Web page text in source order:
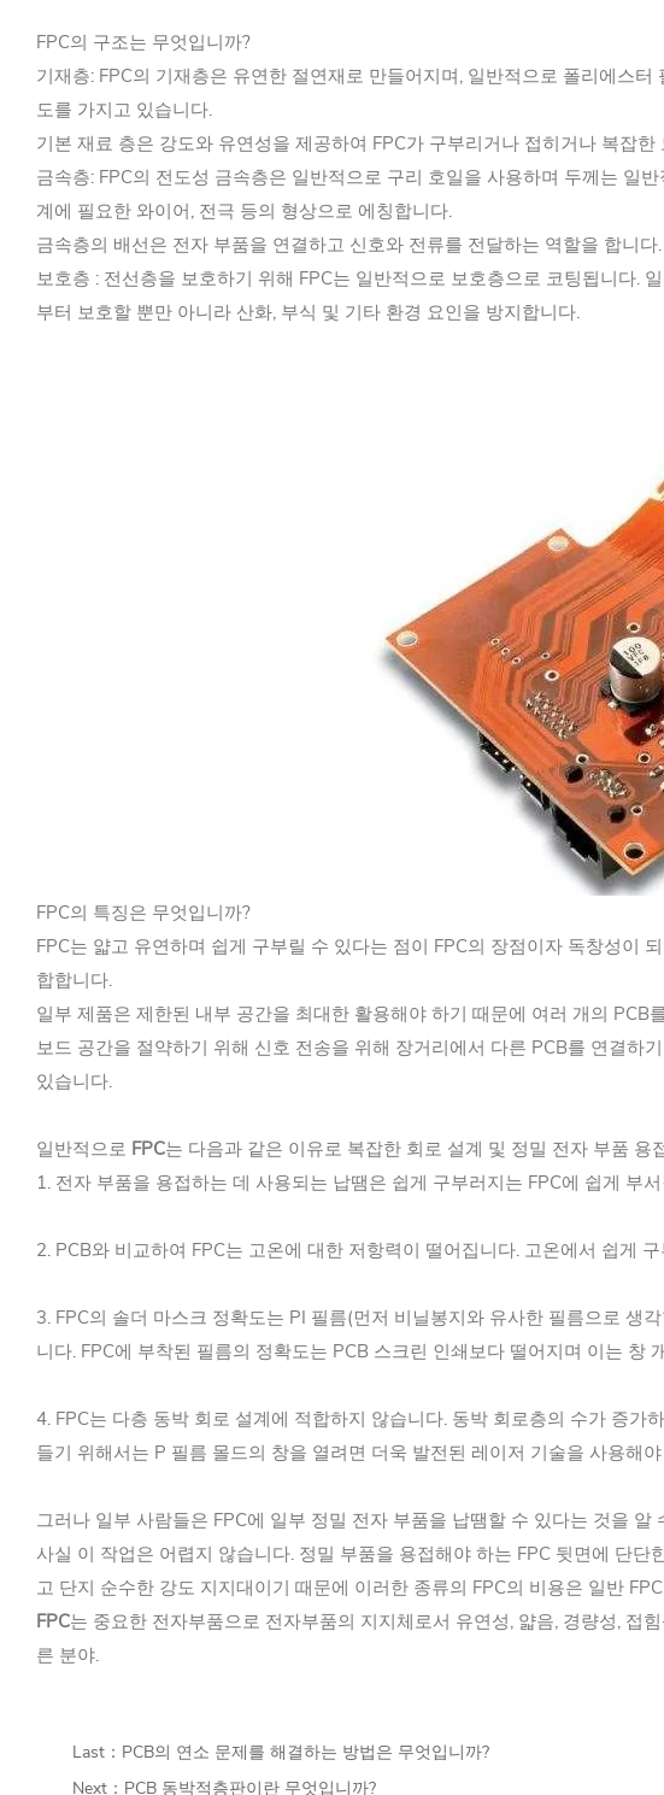
FPC의 구조는 무엇입니까?
기재층: FPC의 기재층은 유연한 절연재로 만들어지며, 일반적으로 폴리에스
도를 가지고 있습니다.
기본 재료 층은 강도와 유연성을 제공하여 FPC가 구부리거나 접히거나 복잡
금속층: FPC의 전도성 금속층은 일반적으로 구리 호일을 사용하며 두께는 일
계에 필요한 와이어, 전극 등의 형상으로 에칭합니다.
금속층의 배선은 전자 부품을 연결하고 신호와 전류를 전달하는 역할을 합니다.
보호층 : 전선층을 보호하기 위해 FPC는 일반적으로 보호층으로 코팅됩니다.
부터 보호할 뿐만 아니라 산화, 부식 및 기타 환경 요인을 방지합니다.
FPC의 특징은 무엇입니까?
FPC는 얇고 유연하며 쉽게 구부릴 수 있다는 점이 FPC의 장점이자 독창성이
합합니다.
일부 제품은 제한된 내부 공간을 최대한 활용해야 하기 때문에 여러 개의
보드 공간을 절약하기 위해 신호 전송을 위해 장거리에서 다른 PCB를 연결하
있습니다.
일반적으로 FPC는 다음과 같은 이유로 복잡한 회로 설계 및 정밀 전자 부품 용
1. 전자 부품을 용접하는 데 사용되는 납땜은 쉽게 구부러지는 FPC에 쉽게 부
2. PCB와 비교하여 FPC는 고온에 대한 저항력이 떨어집니다. 고온에서 쉽게
3. FPC의 솔더 마스크 정확도는 PI 필름(먼저 비닐봉지와 유사한 필름으로 생
니다. FPC에 부착된 필름의 정확도는 PCB 스크린 인쇄보다 떨어지며 이는 창
4. FPC는 다층 동박 회로 설계에 적합하지 않습니다. 동박 회로층의 수가 증
들기 위해서는 P 필름 몰드의 창을 열려면 더욱 발전된 레이저 기술을 사용해
그러나 일부 사람들은 FPC에 일부 정밀 전자 부품을 납땜할 수 있다는 것을
사실 이 작업은 어렵지 않습니다. 정밀 부품을 용접해야 하는 FPC 뒷면에 단
고 단지 순수한 강도 지지대이기 때문에 이러한 종류의 FPC의 비용은 일반
FPC는 중요한 전자부품으로 전자부품의 지지체로서 유연성, 얇음, 경량성, 접
른 분야.
Last： PCB의 연소 문제를 해결하는 방법은 무엇입니까?
Next： PCB 동박적층판이란 무엇입니까?